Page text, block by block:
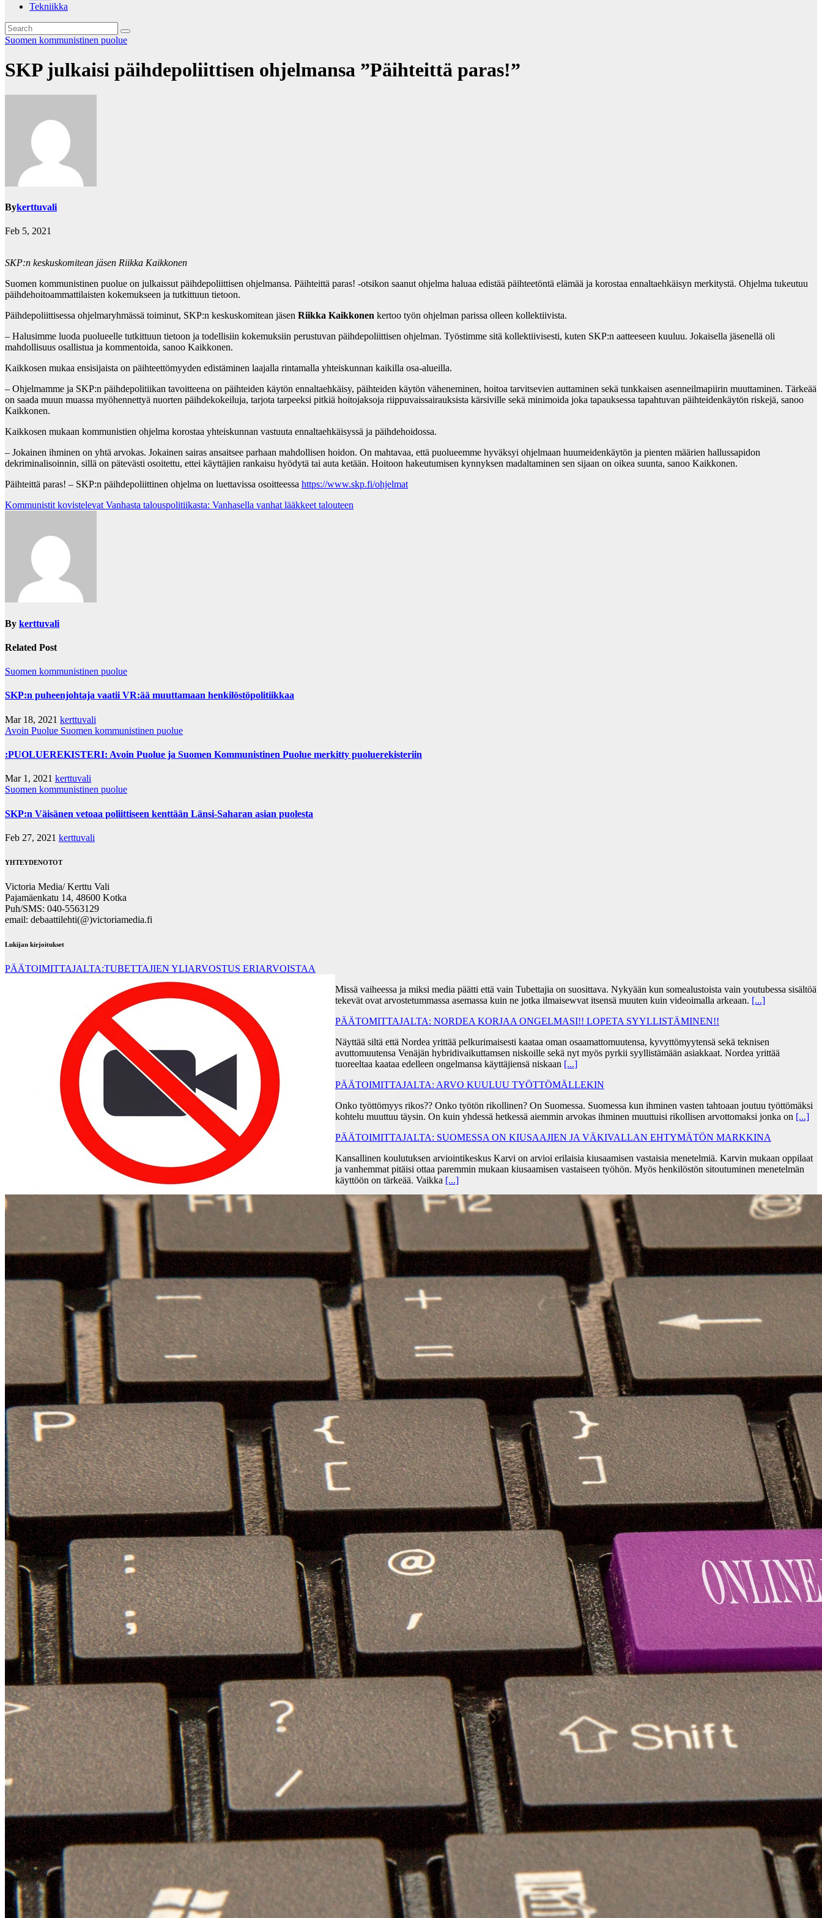
Tekniikka
Suomen kommunistinen puolue
SKP julkaisi päihdepoliittisen ohjelmansa ”Päihteittä paras!”
Bykerttuvali
Feb 5, 2021
SKP:n keskuskomitean jäsen Riikka Kaikkonen
Suomen kommunistinen puolue on julkaissut päihdepoliittisen ohjelmansa. Päihteittä paras! -otsikon saanut ohjelma haluaa edistää päihteetöntä elämää ja korostaa ennaltaehkäisyn merkitystä. Ohjelma tukeutuu
päihdehoitoammattilaisten kokemukseen ja tutkittuun tietoon.
Päihdepoliittisessa ohjelmaryhmässä toiminut, SKP:n keskuskomitean jäsen Riikka Kaikkonen kertoo työn ohjelman parissa olleen kollektiivista.
– Halusimme luoda puolueelle tutkittuun tietoon ja todellisiin kokemuksiin perustuvan päihdepoliittisen ohjelman. Työstimme sitä kollektiivisesti, kuten SKP:n aatteeseen kuuluu. Jokaisella jäsenellä oli
mahdollisuus osallistua ja kommentoida, sanoo Kaikkonen.
Kaikkosen mukaa ensisijaista on päihteettömyyden edistäminen laajalla rintamalla yhteiskunnan kaikilla osa-alueilla.
– Ohjelmamme ja SKP:n päihdepolitiikan tavoitteena on päihteiden käytön ennaltaehkäisy, päihteiden käytön väheneminen, hoitoa tarvitsevien auttaminen sekä tunkkaisen asenneilmapiirin muuttaminen. Tärkeää
on saada muun muassa myöhennettyä nuorten päihdekokeiluja, tarjota tarpeeksi pitkiä hoitojaksoja riippuvaissairauksista kärsiville sekä minimoida joka tapauksessa tapahtuvan päihteidenkäytön riskejä, sanoo
Kaikkonen.
Kaikkosen mukaan kommunistien ohjelma korostaa yhteiskunnan vastuuta ennaltaehkäisyssä ja päihdehoidossa.
– Jokainen ihminen on yhtä arvokas. Jokainen sairas ansaitsee parhaan mahdollisen hoidon. On mahtavaa, että puolueemme hyväksyi ohjelmaan huumeidenkäytön ja pienten määrien hallussapidon
dekriminalisoinnin, sillä on pätevästi osoitettu, ettei käyttäjien rankaisu hyödytä tai auta ketään. Hoitoon hakeutumisen kynnyksen madaltaminen sen sijaan on oikea suunta, sanoo Kaikkonen.
Päihteittä paras! – SKP:n päihdepoliittinen ohjelma on luettavissa osoitteessa https://www.skp.fi/ohjelmat
Post
Kommunistit kovistelevat Vanhasta talouspolitiikasta: Vanhasella vanhat lääkkeet talouteen
By kerttuvali
Related Post
Suomen kommunistinen puolue
SKP:n puheenjohtaja vaatii VR:ää muuttamaan henkilöstöpolitiikkaa
Mar 18, 2021 kerttuvali
Avoin Puolue Suomen kommunistinen puolue
:PUOLUEREKISTERI: Avoin Puolue ja Suomen Kommunistinen Puolue merkitty puoluerekisteriin
Mar 1, 2021 kerttuvali
Suomen kommunistinen puolue
SKP:n Väisänen vetoaa poliittiseen kenttään Länsi-Saharan asian puolesta
Feb 27, 2021 kerttuvali
YHTEYDENOTOT
Victoria Media/ Kerttu Vali
Pajamäenkatu 14, 48600 Kotka
Puh/SMS: 040-5563129
email: debaattilehti(@)victoriamedia.fi
Lukijan kirjoitukset
PÄÄTOIMITTAJALTA:TUBETTAJIEN YLIARVOSTUS ERIARVOISTAA
Missä vaiheessa ja miksi media päätti että vain Tubettajia on suosittava. Nykyään kun somealustoista vain youtubessa sisältöä
tekevät ovat arvostetummassa asemassa kuin ne jotka ilmaisewvat itsensä muuten kuin videoimalla arkeaan. [...]
PÄÄTOMITTAJALTA: NORDEA KORJAA ONGELMASI!! LOPETA SYYLLISTÄMINEN!!
Näyttää siltä että Nordea yrittää pelkurimaisesti kaataa oman osaamattomuutensa, kyvyttömyytensä sekä teknisen
avuttomuutensa Venäjän hybridivaikuttamsen niskoille sekä nyt myös pyrkii syyllistämään asiakkaat. Nordea yrittää
tuoreeltaa kaataa edelleen ongelmansa käyttäjiensä niskaan [...]
PÄÄTOIMITTAJALTA: ARVO KUULUU TYÖTTÖMÄLLEKIN
Onko työttömyys rikos?? Onko työtön rikollinen? On Suomessa. Suomessa kun ihminen vasten tahtoaan joutuu työttömäksi
kohtelu muuttuu täysin. On kuin yhdessä hetkessä aiemmin arvokas ihminen muuttuisi rikollisen arvottomaksi jonka on [...]
PÄÄTOIMITTAJALTA: SUOMESSA ON KIUSAAJIEN JA VÄKIVALLAN EHTYMÄTÖN MARKKINA
Kansallinen koulutuksen arviointikeskus Karvi on arvioi erilaisia kiusaamisen vastaisia menetelmiä. Karvin mukaan oppilaat
ja vanhemmat pitäisi ottaa paremmin mukaan kiusaamisen vastaiseen työhön. Myös henkilöstön sitoutuminen menetelmän
käyttöön on tärkeää. Vaikka [...]